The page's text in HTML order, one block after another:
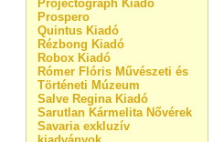
Projectograph Kiadó
Prospero
Quintus Kiadó
Rézbong Kiadó
Robox Kiadó
Rómer Flóris Művészeti és
Történeti Múzeum
Salve Regina Kiadó
Sarutlan Kármelita Nővérek
Savaria exkluzív